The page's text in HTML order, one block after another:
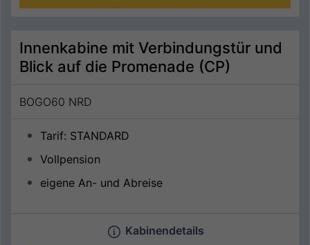
Innenkabine mit Verbindungstür und
Blick auf die Promenade (CP)
BOGO60 NRD
Tarif: STANDARD
Vollpension
eigene An- und Abreise
Kabinendetails